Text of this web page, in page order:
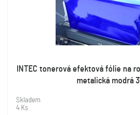
INTEC tonerová efektová fólie na
metalická modrá
Skladem
4 Ks